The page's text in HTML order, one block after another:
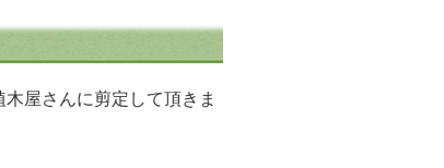
屋さんに剪定して頂きま